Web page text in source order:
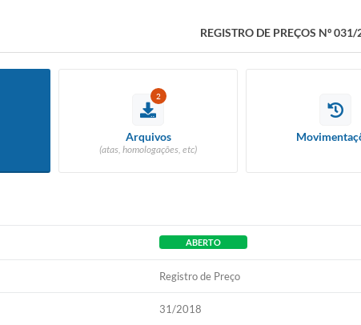
REGISTRO DE PREÇOS Nº
2
Arquivos
(atas, homologações, etc)
ABERTO
Registro de Preço
31/2018